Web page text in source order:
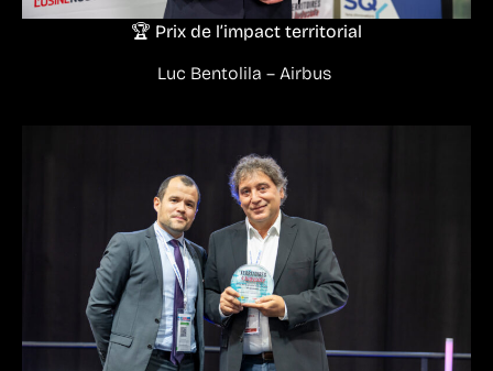
🏆 Prix de l’impact territorial
Luc Bentolila – Airbus